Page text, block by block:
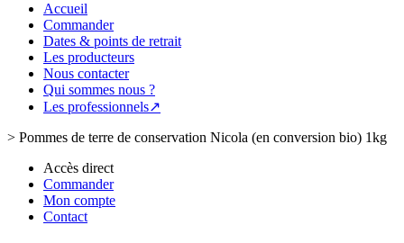
Accueil
Commander
Dates & points de retrait
Les producteurs
Nous contacter
Qui sommes nous ?
Les professionnels↗
> Pommes de terre de conservation Nicola (en conversion bio) 1kg
Accès direct
Commander
Mon compte
Contact